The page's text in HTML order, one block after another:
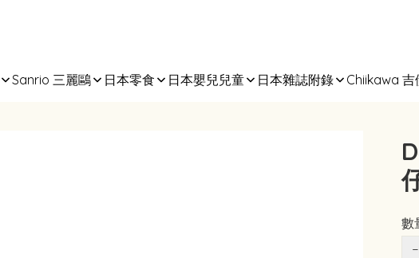
Sanrio 三麗鷗 日本零食 日本嬰兒兒童 日本雜誌附錄 Chiikawa 吉
數
−